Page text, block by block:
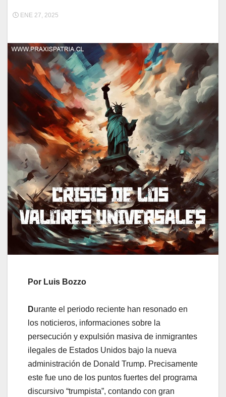
ENE 27, 2025
Por Luis Bozzo
Durante el periodo reciente han resonado en
los noticieros, informaciones sobre la
persecución y expulsión masiva de inmigrantes
ilegales de Estados Unidos bajo la nueva
administración de Donald Trump. Precisamente
este fue uno de los puntos fuertes del programa
discursivo “trumpista”, contando con gran